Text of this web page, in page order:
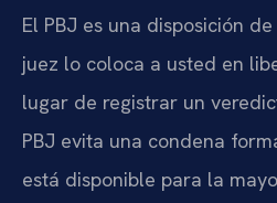
El PBJ es una disposición
juez lo coloca a usted en
lugar de registrar un
PBJ evita una condena
está disponible para la